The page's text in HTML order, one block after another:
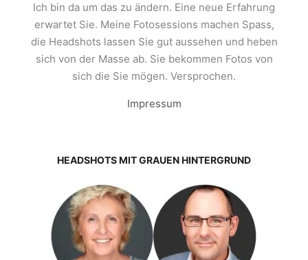
Ich bin da um das zu ändern. Eine neue Erfahrung
erwartet Sie. Meine Fotosessions machen Spass,
die Headshots lassen Sie gut aussehen und heben
sich von der Masse ab. Sie bekommen Fotos von
sich die Sie mögen. Versprochen.
Impressum
HEADSHOTS MIT GRAUEN HINTERGRUND